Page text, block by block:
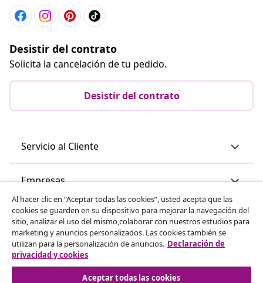
Desistir del contrato
Solicita la cancelación de tu pedido.
Desistir del contrato
Servicio al Cliente
Empresas
vidaXL
Descubre mas
Al hacer clic en “Aceptar todas las cookies”, usted acepta que las
cookies se guarden en su dispositivo para mejorar la navegación del
sitio, analizar el uso del mismo,colaborar con nuestros estudios para
marketing y anuncios personalizados. Las cookies también se
utilizan para la personalización de anuncios. Declaración de
privacidad y cookies
Aceptar todas las cookies